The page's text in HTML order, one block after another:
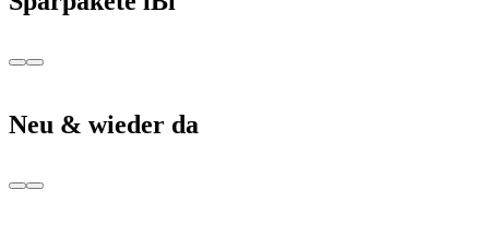
Neu & wieder da